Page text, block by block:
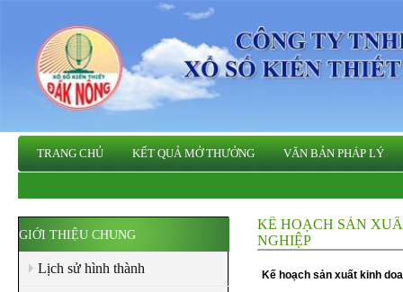
TRANG CHỦ KẾT QUẢ MỞ THƯỞNG VĂN BẢN PHÁP LÝ
GIỚI THIỆU CHUNG
Lịch sử hình thành
KẾ HOẠCH SẢN
NGHIỆP
Kế hoạch sản xuất kinh